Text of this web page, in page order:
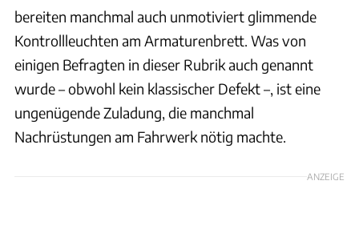
bereiten manchmal auch unmotiviert glimmende
Kontrollleuchten am Armaturenbrett. Was von
einigen Befragten in dieser Rubrik auch genannt
wurde – obwohl kein klassischer Defekt –, ist eine
ungenügende Zuladung, die manchmal
Nachrüstungen am Fahrwerk nötig machte.
ANZEIGE